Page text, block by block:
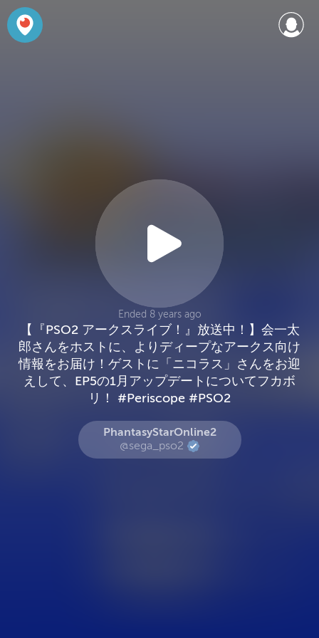
Ended 8 years ago
【『PSO2 アークスライブ！』放送中！】会一太
郎さんをホストに、よりディープなアークス向け
情報をお届け！ゲストに「ニコラス」さんをお迎
えして、EP5の1月アップデートについてフカボ
リ！ #Periscope #PSO2
PhantasyStarOnline2
@sega_pso2